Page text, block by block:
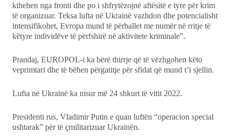
kthehen nga fronti dhe po i shfrytëzojnë aftësitë e tyre për krim
të organizuar. Teksa lufta në Ukrainë vazhdon dhe potencialisht
intensifikohet, Evropa mund të përballet me numër në rritje të
këtyre individëve të përfshirë në aktivitete kriminale”.
Prandaj, EUROPOL-i ka bërë thirrje që të vëzhgohen këto
veprimtari dhe të bëhen përgatitje për sfidat që mund t’i sjellin.
Lufta në Ukrainë ka nisur më 24 shkurt të vitit 2022.
Presidenti rus, Vladimir Putin e quan luftën “operacion special
ushtarak” për të çmilitarizuar Ukrainën.